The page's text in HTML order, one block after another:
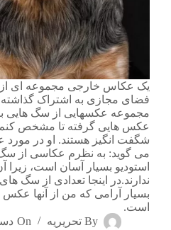
یک عکاس خارجی مجموعه ای
فضای مجازی به اشتراک
مجموعه عکسهایی از سگ هایی با
عکس هایی گرفته تا مشخص کنم
شگفت انگیز هستند. او در
می گوید: به نظرم عکاسی از
استودیو بسیار آسان است،
ندارند.در اینجا تعدادی از سگ
بسیار آرامی که من از آنها
است.
By تحریریه On